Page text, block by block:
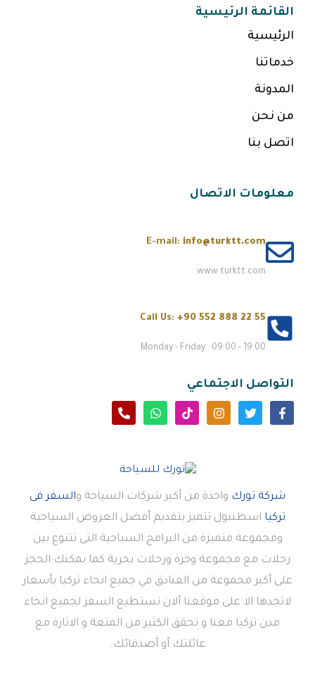
القائمة الرئيسية
الرئيسية
خدماتنا
المدونة
من نحن
اتصل بنا
معلومات الاتصال
E-mail: info@turktt.com
www.turktt.com
Call Us: +90 552 888 22 55
Monday - Friday : 09:00 - 19:00
التواصل الاجتماعي
شركة تورك واحدة من أكبر شركات السياحة والسفر فى
تركيا اسطنبول تتميز بتقديم أفضل العروض السياحية
ومجموعة متميزة من البرامج السياحية التى تتنوع بين
رحلات مع مجموعة وحرة ورحلات بحرية كما يمكنك الحجز
على أكبر مجموعة من الفنادق في جميع انحاء تركيا بأسعار
لاتجدها الا على موقعنا ألان تستطيع السفر لجميع انحاء
مدن تركيا معنا و تحقق الكثير من المتعة و الاثارة مع
عائلتك أو أصدقائك.